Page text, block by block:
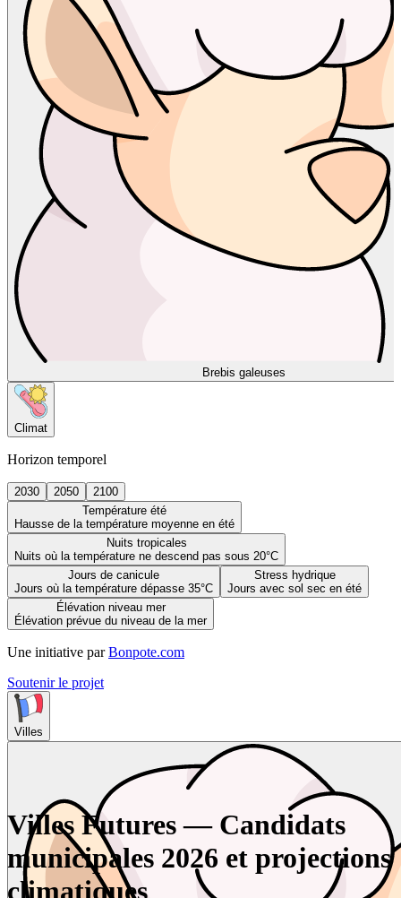
Brebis galeuses
Climat
Horizon temporel
2030 2050
2100
Température été
Hausse de la température moyenne en été
Nuits tropicales
Nuits où la température ne descend pas sous 20°C
Jours de canicule
Jours où la température dépasse 35°C
Stress hydrique
Jours avec sol sec en été
Élévation niveau mer
Élévation prévue du niveau de la mer
Une initiative par Bonpote.com
Soutenir le projet
Villes
Villes Futures — Candidats
municipales 2026 et projections
climatiques